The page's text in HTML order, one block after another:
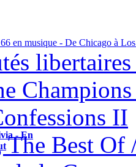
- En
en musique - De Chicago à
libertaires
II
The Best Of